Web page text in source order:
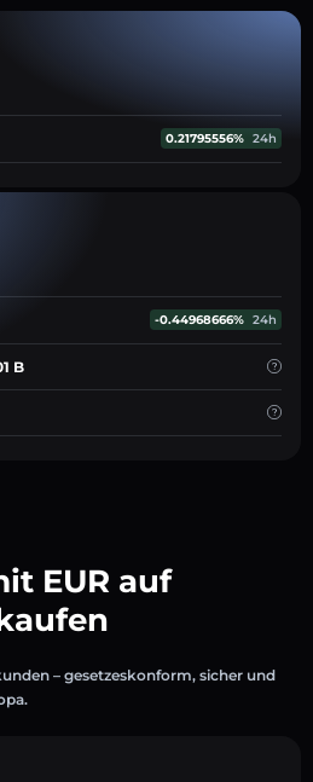
0.21795556% 24h
-0.44968666% 24h
B
EUR auf
– gesetzeskonform, sicher und